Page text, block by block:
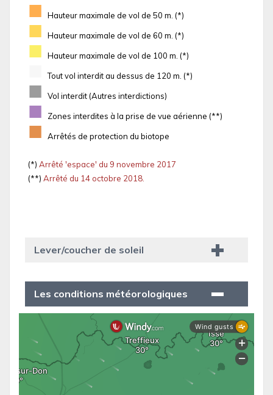
■ Hauteur maximale de vol de 50 m. (*)
■ Hauteur maximale de vol de 60 m. (*)
■ Hauteur maximale de vol de 100 m. (*)
Tout vol interdit au dessus de 120 m. (*)
■ Vol interdit (Autres interdictions)
■ Zones interdites à la prise de vue aérienne (**)
■ Arrêtés de protection du biotope
(*) Arrêté 'espace' du 9 novembre 2017
(**) Arrêté du 14 octobre 2018.
Lever/coucher de soleil
Les conditions météorologiques